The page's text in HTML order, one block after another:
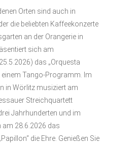
Orten sind auch in
die beliebten Kaffeekonzerte
an der Orangerie in
sich am
das „Orquesta
einem Tango-Programm. Im
in Wörlitz musiziert am
Streichquartett
Jahrhunderten und im
am 28.6.2026 das
die Ehre. Genießen Sie